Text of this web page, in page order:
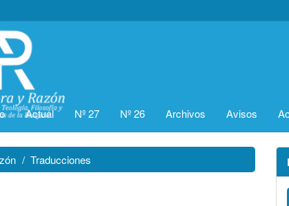
Actual Nº 27 Nº 26 Archivos Avisos
Traducciones